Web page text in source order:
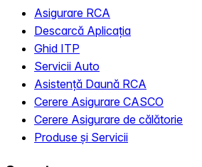
Asigurare RCA
Descarcă Aplicația
Ghid ITP
Servicii Auto
Asistență Daună RCA
Cerere Asigurare CASCO
Cerere Asigurare de călătorie
Produse și Servicii